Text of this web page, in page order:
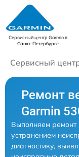
Сервисный центр Garminв
Санкт-Петербурге
Сервисный
Ремонт
Garmin
Выполняем ремонт
устранением
диагностику,